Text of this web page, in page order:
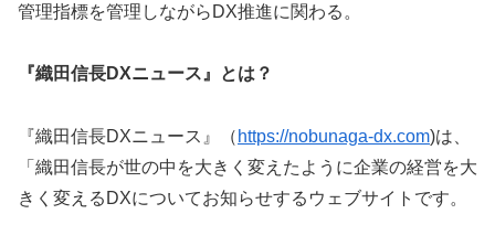
管理指標を管理しながらDX推進に関わる。
『織田信長DXニュース』とは？
『織田信長DXニュース』（ https://nobunaga-dx.com)は、
「織田信長が世の中を大きく変えたように企業の経営を大
きく変えるDXについてお知らせするウェブサイトです。